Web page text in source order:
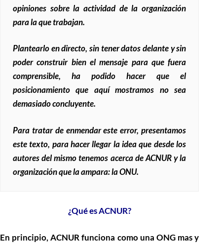
opiniones sobre la actividad de la organización
para la que trabajan.
Plantearlo en directo, sin tener datos delante y sin
poder construir bien el mensaje para que fuera
comprensible, ha podido hacer que el
posicionamiento que aquí mostramos no sea
demasiado concluyente.
Para tratar de enmendar este error, presentamos
este texto, para hacer llegar la idea que desde los
autores del mismo tenemos acerca de ACNUR y la
organización que la ampara: la ONU.
¿Qué es ACNUR?
En principio, ACNUR funciona como una ONG mas y